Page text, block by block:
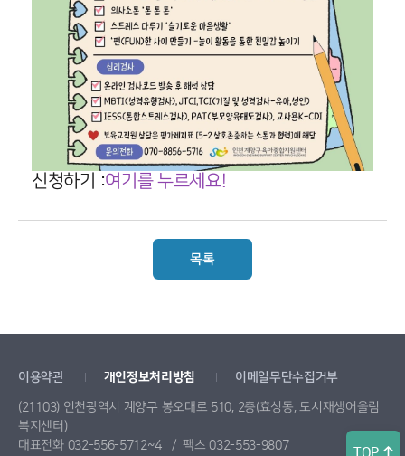
신청하기 :여기를 누르세요!
목록
이용약관 개인정보처리방침 이메일무단수집거부
(21103) 인천광역시 계양구 봉오대로 510, 2층(효성동, 도시재생어울림
복지센터)
대표전화 032-556-5712~4
팩스 032-553-9807
TOP